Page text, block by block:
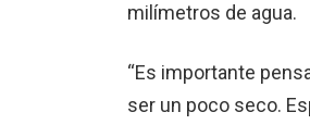
milímetros de agua.
“Es importante
ser un poco seco.